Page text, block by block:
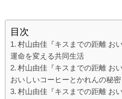
目次
村山由佳『キスまでの距離 お
運命を変える共同生活
村山由佳『キスまでの距離 お
おいしいコーヒーとかれんの秘密
村山由佳『キスまでの距離 お